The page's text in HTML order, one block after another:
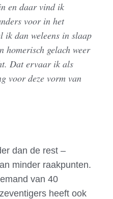
en daar vind ik
voor in het
ik dan weleens in slaap
homerisch gelach weer
Dat ervaar ik als
voor deze vorm van
dan de rest –
minder raakpunten.
van 40
heeft ook